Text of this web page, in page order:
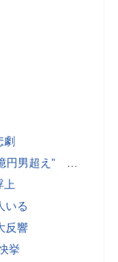
劇
…見据える球団記録更新
上
いる
反響
挙